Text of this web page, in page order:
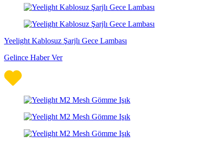
Yeelight Kablosuz Şarjlı Gece Lambası
Gelince Haber Ver